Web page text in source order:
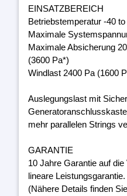
EINSATZBEREICH
Betriebstemperatur -40 to
Maximale
Maximale Absicherung
(3600 Pa*)
Windlast 2400 Pa (1600
Auslegungslast mit
mehr parallelen Strings
GARANTIE
10 Jahre Garantie auf
lineare Leistungsgarantie.
(Nähere Details finden